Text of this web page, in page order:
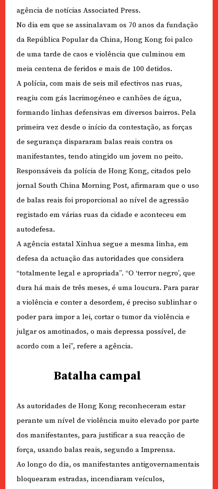
agência de notícias Associated Press.
No dia em que se assinalavam os 70 anos da fundação
da República Popular da China, Hong Kong foi palco
de uma tarde de caos e violência que culminou em
meia centena de feridos e mais de 100 detidos.
A polícia, com mais de seis mil efectivos nas ruas,
reagiu com gás lacrimogéneo e canhões de água,
formando linhas defensivas em diversos bairros. Pela
primeira vez desde o início da contestação, as forças
de segurança dispararam balas reais contra os
manifestantes, tendo atingido um jovem no peito.
Responsáveis da polícia de Hong Kong, citados pelo
jornal South China Morning Post, afirmaram que o uso
de balas reais foi proporcional ao nível de agressão
registado em várias ruas da cidade e aconteceu em
autodefesa.
A agência estatal Xinhua segue a mesma linha, em
defesa da actuação das autoridades que considera
“totalmente legal e apropriada”. “O ‘terror negro’, que
dura há mais de três meses, é uma loucura. Para parar
a violência e conter a desordem, é preciso sublinhar o
poder para impor a lei, cortar o tumor da violência e
julgar os amotinados, o mais depressa possível, de
acordo com a lei”, refere a agência.
Batalha campal
As autoridades de Hong Kong reconheceram estar
perante um nível de violência muito elevado por parte
dos manifestantes, para justificar a sua reacção de
força, usando balas reais, segundo a Imprensa.
Ao longo do dia, os manifestantes antigovernamentais
bloquearam estradas, incendiaram veículos,